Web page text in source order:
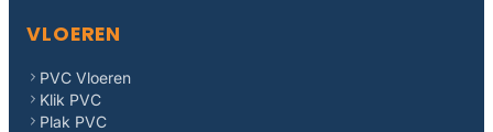
VLOEREN
PVC Vloeren
Klik PVC
Plak PVC